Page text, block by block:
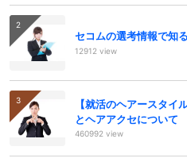
セコムの選考情報で知
12912 view
【就活のヘアースタイ
とヘアアクセについて
460992 view